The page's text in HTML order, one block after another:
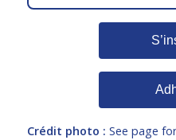
Crédit photo : See page